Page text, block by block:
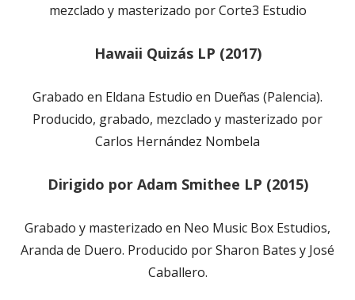
mezclado y masterizado por Corte3 Estudio
Hawaii Quizás LP (2017)
Grabado en Eldana Estudio en Dueñas (Palencia).
Producido, grabado, mezclado y masterizado por
Carlos Hernández Nombela
Dirigido por Adam Smithee LP (2015)
Grabado y masterizado en Neo Music Box Estudios,
Aranda de Duero. Producido por Sharon Bates y José
Caballero.